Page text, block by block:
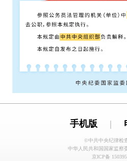
手机版 |
©中共中央纪律检
中华人民共和国国家监察
京ICP备